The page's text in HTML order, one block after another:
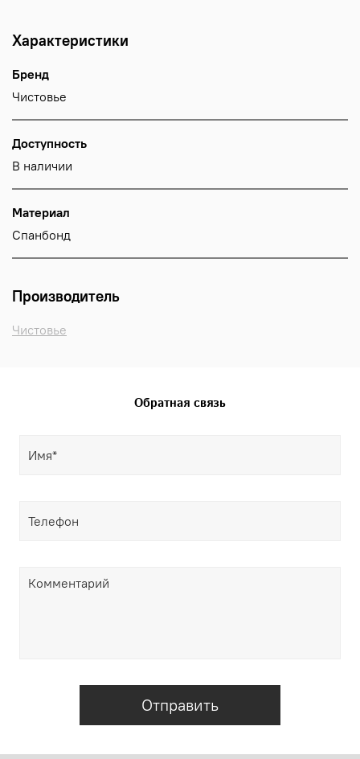
Характеристики
Бренд
Чистовье
Доступность
В наличии
Материал
Спанбонд
Производитель
Чистовье
Обратная связь
Отправить